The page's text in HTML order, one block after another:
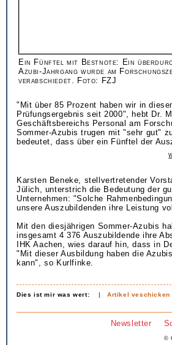
Ein Fünftel mit Bestnote: Ein
Azubi-Jahrgang wurde am
verabschiedet. Foto: FZJ
"Mit über 85 Prozent haben wir in
Prüfungsergebnis seit 2000", hebt Dr.
Geschäftsbereichs Personal am
Sommer-Azubis trugen mit "sehr gut"
bedeutet, dass über ein Fünftel der
Karsten Beneke, stellvertretender
Jülich, unterstrich die Bedeutung der
Unternehmen: "Solche
unsere Auszubildenden ihre Leistung
Mit den diesjährigen Sommer-Azubis
insgesamt 4 376 Auszubildende ihre
IHK Aachen, wies darauf hin, dass in
"Mit dieser Ausbildung haben die
kann", so Kurlfinke.
Dies ist mir was wert: |Artikel veschicken
Newsletter
©